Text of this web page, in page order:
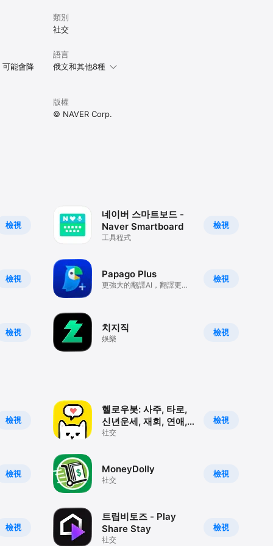
類別
社交
可能會降
語言
俄文和其他8種
版權
© NAVER Corp.
檢視
檢視
檢視
檢視
네이버 스마트보드 -
Naver Smartboard
工具程式
檢視
Papago Plus
更強大的翻譯AI，翻譯更輕
檢視
치지직
娛樂
檢視
檢視
檢視
檢視
헬로우봇: 사주, 타로,
신년운세, 재회, 연애,
운세
社交
檢視
MoneyDolly
社交
檢視
트립비토즈 - Play
Share Stay
社交